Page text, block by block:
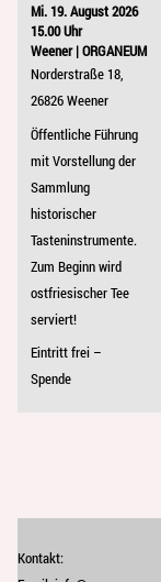
Mi. 19. August 2026
15.00 Uhr
Weener | ORGANEUM
Norderstraße 18,
26826 Weener
Öffentliche Führung
mit Vorstellung der
Sammlung
historischer
Tasteninstrumente.
Zum Beginn wird
ostfriesischer Tee
serviert!
Eintritt frei –
Spende
Kontakt: